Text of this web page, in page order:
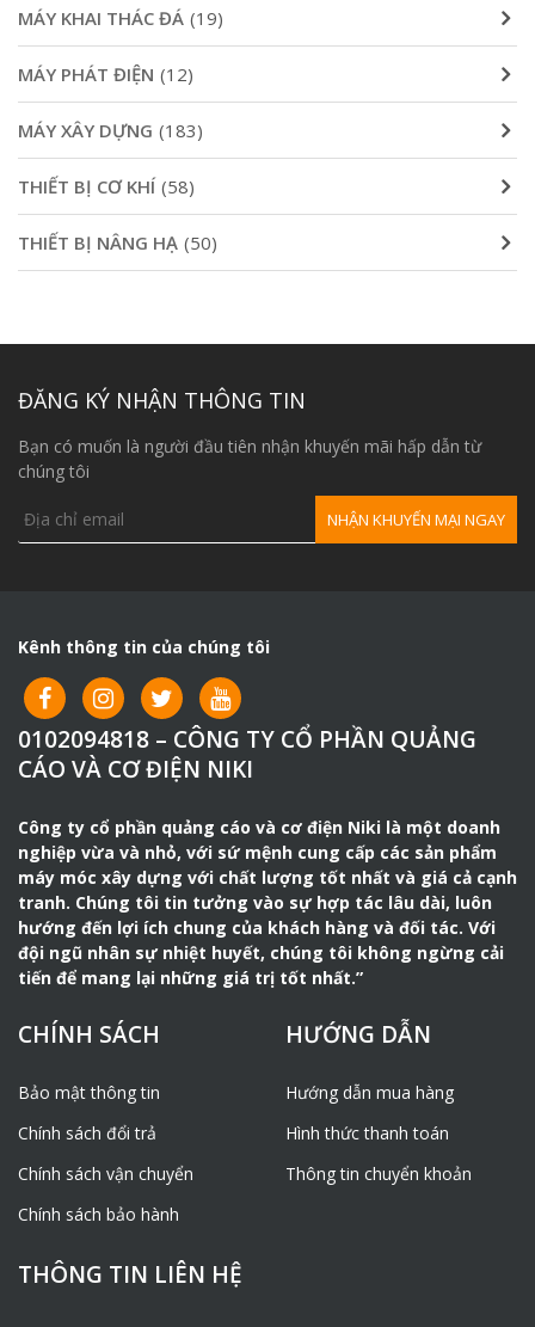
MÁY KHAI THÁC ĐÁ (19)
MÁY PHÁT ĐIỆN (12)
MÁY XÂY DỰNG (183)
THIẾT BỊ CƠ KHÍ (58)
THIẾT BỊ NÂNG HẠ (50)
ĐĂNG KÝ NHẬN THÔNG TIN
Bạn có muốn là người đầu tiên nhận khuyến mãi hấp dẫn từ
chúng tôi
Kênh thông tin của chúng tôi
0102094818 – CÔNG TY CỔ PHẦN QUẢNG
CÁO VÀ CƠ ĐIỆN NIKI
Công ty cổ phần quảng cáo và cơ điện Niki là một doanh
nghiệp vừa và nhỏ, với sứ mệnh cung cấp các sản phẩm
máy móc xây dựng với chất lượng tốt nhất và giá cả cạnh
tranh. Chúng tôi tin tưởng vào sự hợp tác lâu dài, luôn
hướng đến lợi ích chung của khách hàng và đối tác. Với
đội ngũ nhân sự nhiệt huyết, chúng tôi không ngừng cải
tiến để mang lại những giá trị tốt nhất.”
CHÍNH SÁCH
Bảo mật thông tin
Chính sách đổi trả
Chính sách vận chuyển
Chính sách bảo hành
HƯỚNG DẪN
Hướng dẫn mua hàng
Hình thức thanh toán
Thông tin chuyển khoản
THÔNG TIN LIÊN HỆ